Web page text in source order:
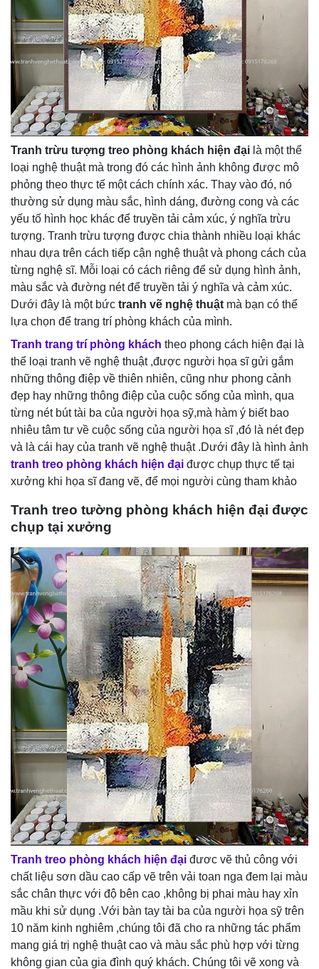
Tranh trừu tượng treo phòng khách hiện đại là một thể
loại nghệ thuật mà trong đó các hình ảnh không được mô
phỏng theo thực tế một cách chính xác. Thay vào đó, nó
thường sử dụng màu sắc, hình dáng, đường cong và các
yếu tố hình học khác để truyền tải cảm xúc, ý nghĩa trừu
tượng. Tranh trừu tượng được chia thành nhiều loại khác
nhau dựa trên cách tiếp cận nghệ thuật và phong cách của
từng nghệ sĩ. Mỗi loại có cách riêng để sử dụng hình ảnh,
màu sắc và đường nét để truyền tải ý nghĩa và cảm xúc.
Dưới đây là một bức tranh vẽ nghệ thuật mà bạn có thể
lựa chọn để trang trí phòng khách của mình.
Tranh trang trí phòng khách theo phong cách hiện đại là
thể loại tranh vẽ nghệ thuật ,được người họa sĩ gửi gắm
những thông điệp về thiên nhiên, cũng như phong cảnh
đẹp hay những thông điệp của cuộc sống của mình, qua
từng nét bút tài ba của người họa sỹ,mà hàm ý biết bao
nhiêu tâm tư về cuộc sống của người họa sĩ ,đó là nét đẹp
và là cái hay của tranh vẽ nghệ thuật .Dưới đây là hình ảnh
tranh treo phòng khách hiện đại được chụp thực tế tại
xưởng khi họa sĩ đang vẽ, để mọi người cùng tham khảo
Tranh treo tường phòng khách hiện đại được
chụp tại xưởng
Tranh treo phòng khách hiện đại đươc vẽ thủ công với
chất liệu sơn dầu cao cấp vẽ trên vải toan nga đem lại màu
sắc chân thực với độ bên cao ,không bị phai màu hay xỉn
mầu khi sử dụng .Với bàn tay tài ba của người họa sỹ trên
10 năm kinh nghiêm ,chúng tôi đã cho ra những tác phẩm
mang giá trị nghệ thuật cao và màu sắc phù hợp với từng
không gian của gia đình quý khách. Chúng tôi vẽ xong và